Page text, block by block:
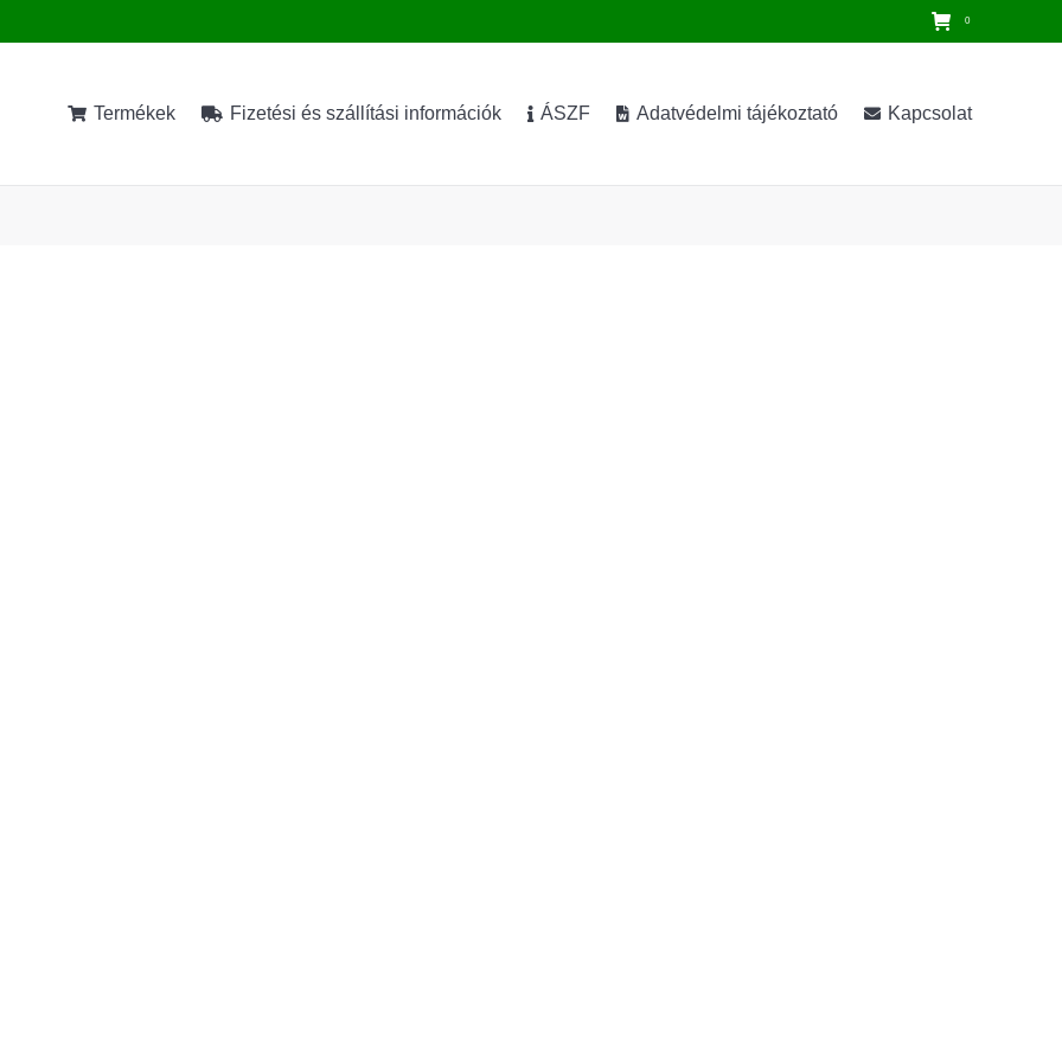
0
Termékek Fizetési és szállítási információk ÁSZF Adatvédelmi tájékoztató Kapcsolat